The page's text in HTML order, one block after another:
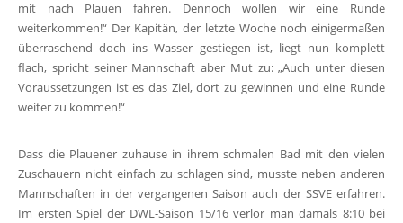
mit nach Plauen fahren. Dennoch wollen wir eine Runde
weiterkommen!“ Der Kapitän, der letzte Woche noch einigermaßen
überraschend doch ins Wasser gestiegen ist, liegt nun komplett
flach, spricht seiner Mannschaft aber Mut zu: „Auch unter diesen
Voraussetzungen ist es das Ziel, dort zu gewinnen und eine Runde
weiter zu kommen!“
Dass die Plauener zuhause in ihrem schmalen Bad mit den vielen
Zuschauern nicht einfach zu schlagen sind, musste neben anderen
Mannschaften in der vergangenen Saison auch der SSVE erfahren.
Im ersten Spiel der DWL-Saison 15/16 verlor man damals 8:10 bei